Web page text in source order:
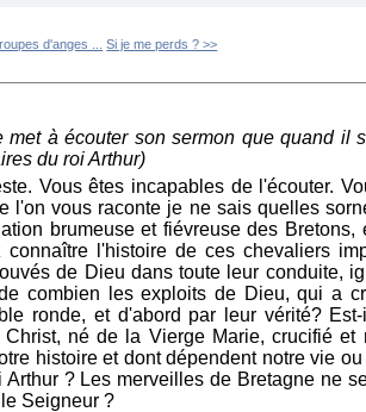
d'anges ... Si je me perds ? >>
à écouter son sermon que quand il
du roi Arthur)
Vous êtes incapables de l'écouter.
l'on vous raconte je ne sais quelles
brumeuse et fiévreuse des Bretons,
l'his­toire de ces chevaliers
de Dieu dans toute leur conduite,
combien les exploits de Dieu, qui a
ronde, et d'abord par leur vérité?
né de la Vierge Marie, crucifié et
histoire et dont dépendent notre vie
? Les merveilles de Bretagne ne
Seigneur ?